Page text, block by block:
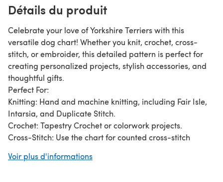
Détails du produit
Celebrate your love of Yorkshire Terriers with this
versatile dog chart! Whether you knit, crochet, cross-
stitch, or embroider, this detailed pattern is perfect for
creating personalized projects, stylish accessories, and
thoughtful gifts.
Perfect For:
Knitting: Hand and machine knitting, including Fair Isle,
Intarsia, and Duplicate Stitch.
Crochet: Tapestry Crochet or colorwork projects.
Cross-Stitch: Use the chart for counted cross-stitch
Embroidery: Bring your fabric projects to life with this
Voir plus d'informations